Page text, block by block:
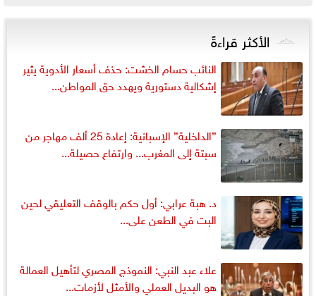
الأكثر قراءةً
النائب حسام الخشت: حذف أسعار الأدوية يثير
إشكالية دستورية ويهدد حق المواطن...
”الداخلية” الإسبانية: إعادة 25 ألف مهاجر من
سبتة إلى المغرب... وارتفاع حصيلة...
د. هبة عرابي: أول حكم بالوقف التعليقي لحين
البت في الطعن على...
علاء عبد النبي: النموذج المصري لتأهيل العمالة
هو البديل العملي والأمثل لأزمات...